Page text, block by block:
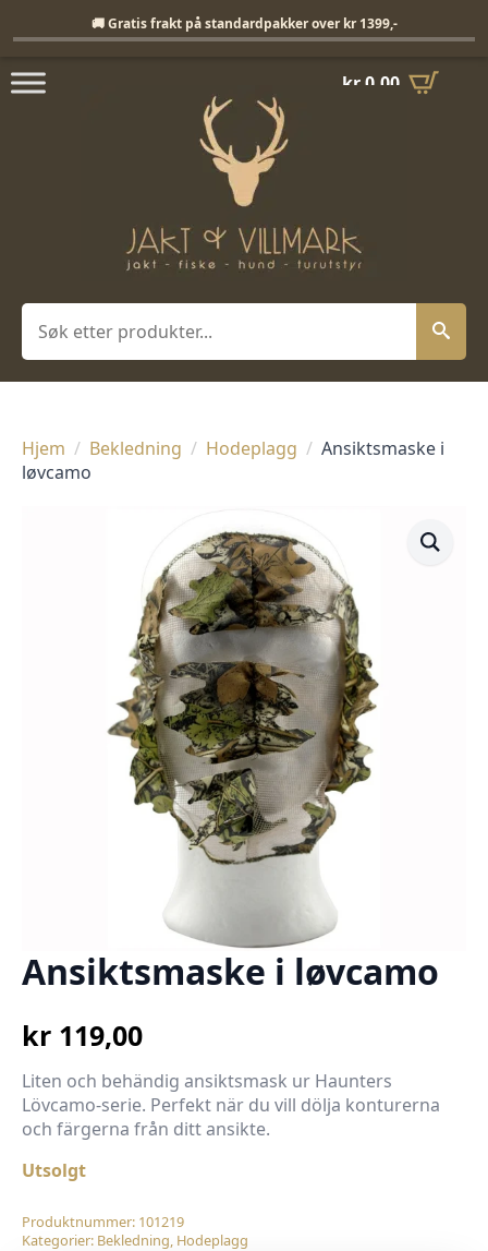
kr0,00
Søk
Hjem Bekledning Hodeplagg
Ansiktsmaske i
løvcamo
Ansiktsmaske i løvcamo
kr 119,00
Liten och behändig ansiktsmask ur Haunters
Lövcamo-serie. Perfekt när du vill dölja konturerna
och färgerna från ditt ansikte.
Utsolgt
Produktnummer: 101219
Kategorier: Bekledning, Hodeplagg
🚚 Gratis frakt på standardpakker over kr 1399,-